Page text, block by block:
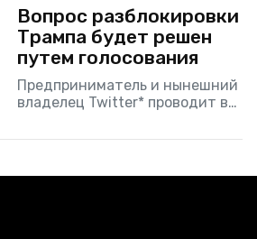
(предположительно 29-го
числа), согласно обновлению
на странице About
Вопрос разблокировки
Трампа будет решен
путем голосования
Предприниматель и нынешний
владелец Twitter* проводит в
разблокировке Дональда